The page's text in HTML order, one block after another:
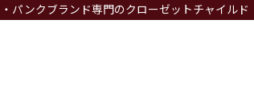
パンクブランド専門のクローゼットチャイルド